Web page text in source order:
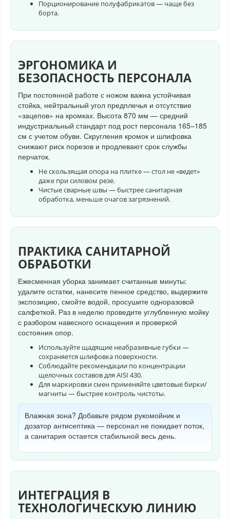
Порционирование полуфабрикатов — чаще без
борта.
ЭРГОНОМИКА И
БЕЗОПАСНОСТЬ ПЕРСОНАЛА
При постоянной работе с ножом важна устойчивая
стойка, нейтральный угол предплечья и отсутствие
«зацепов» на кромках. Высота 870 мм — средний
индустриальный стандарт под рост персонала 165–185
см с учетом обуви. Скругления кромок и шлифовка
снижают риск порезов и продлевают срок службы
перчаток.
Не скользящая опора на плитке — стол не «ведет»
даже при силовом резе.
Чистые сварные швы — быстрее санитарная
обработка, меньше очагов загрязнений.
ПРАКТИКА САНИТАРНОЙ
ОБРАБОТКИ
Ежесменная уборка занимает считанные минуты:
удалите остатки, нанесите пенное средство, выдержите
экспозицию, смойте водой, просушите одноразовой
салфеткой. Раз в неделю проведите углубленную мойку
с разбором навесного оснащения и проверкой
состояния опор.
Используйте щадящие неабразивные губки —
сохраняется шлифовка поверхности.
Соблюдайте рекомендации по концентрации
щелочных составов для AISI 430.
Для маркировки смен применяйте цветовые бирки/
магниты — быстрее контроль чистоты.
Влажная зона? Добавьте рядом рукомойник и
дозатор антисептика — персонал не покидает поток,
а санитария остается стабильной весь день.
ИНТЕГРАЦИЯ В
ТЕХНОЛОГИЧЕСКУЮ ЛИНИЮ